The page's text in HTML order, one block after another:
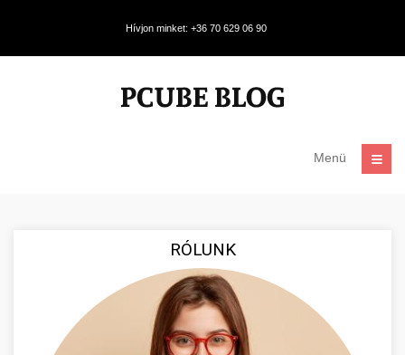
Hívjon minket: +36 70 629 06 90
Menü
RÓLUNK